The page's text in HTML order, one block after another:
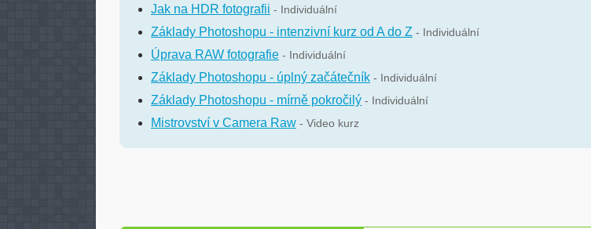
Jak na HDR fotografii - Individuální
Základy Photoshopu - intenzivní kurz od A do Z - Individuální
Úprava RAW fotografie - Individuální
Základy Photoshopu - úplný začátečník - Individuální
Základy Photoshopu - mírně pokročilý - Individuální
Mistrovství v Camera Raw - Video kurz